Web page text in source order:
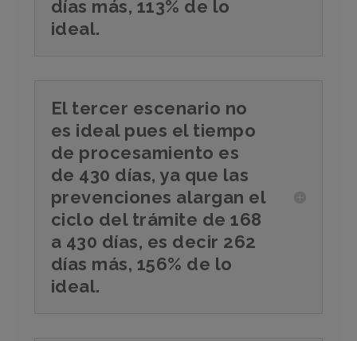
días más, 113% de lo
ideal.
El tercer escenario no
es ideal pues el tiempo
de procesamiento es
de 430 días, ya que las
prevenciones alargan el
ciclo del trámite de 168
a 430 días, es decir 262
días más, 156% de lo
ideal.